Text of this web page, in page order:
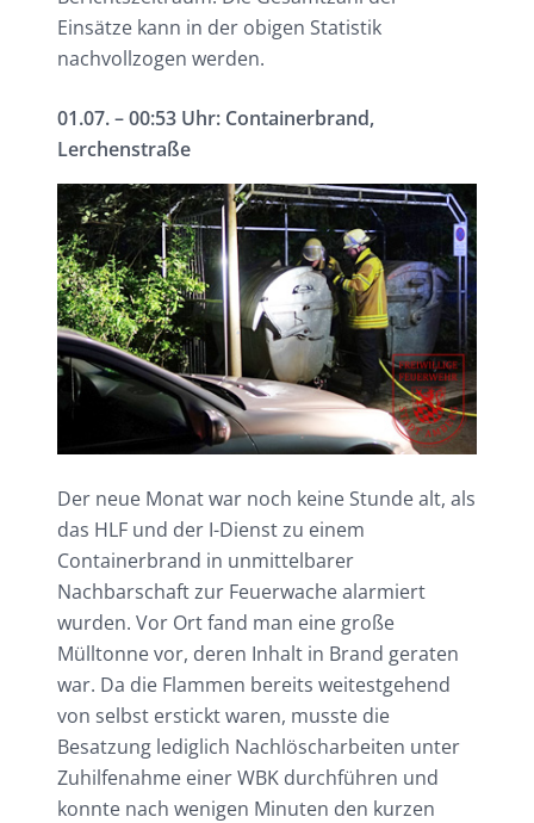
Einsätze kann in der obigen Statistik
nachvollzogen werden.
01.07. – 00:53 Uhr: Containerbrand,
Lerchenstraße
Der neue Monat war noch keine Stunde alt, als
das HLF und der I-Dienst zu einem
Containerbrand in unmittelbarer
Nachbarschaft zur Feuerwache alarmiert
wurden. Vor Ort fand man eine große
Mülltonne vor, deren Inhalt in Brand geraten
war. Da die Flammen bereits weitestgehend
von selbst erstickt waren, musste die
Besatzung lediglich Nachlöscharbeiten unter
Zuhilfenahme einer WBK durchführen und
konnte nach wenigen Minuten den kurzen